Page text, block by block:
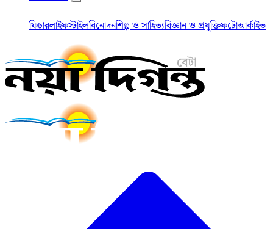
ফিচারলাইফস্টাইলবিনোদনশিল্প ও সাহিত্যবিজ্ঞান ও প্রযুক্তিফটোআর্কাইভ